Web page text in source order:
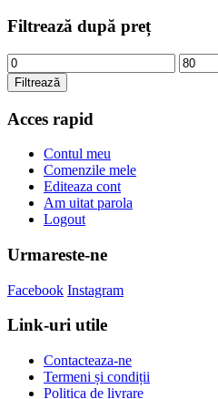
Filtrează după preț
Preț
minim
Preț
maxim
Filtrează
Acces rapid
Contul meu
Comenzile mele
Editeaza cont
Am uitat parola
Logout
Urmareste-ne
Facebook Instagram
Link-uri utile
Contacteaza-ne
Termeni și condiții
Politica de livrare